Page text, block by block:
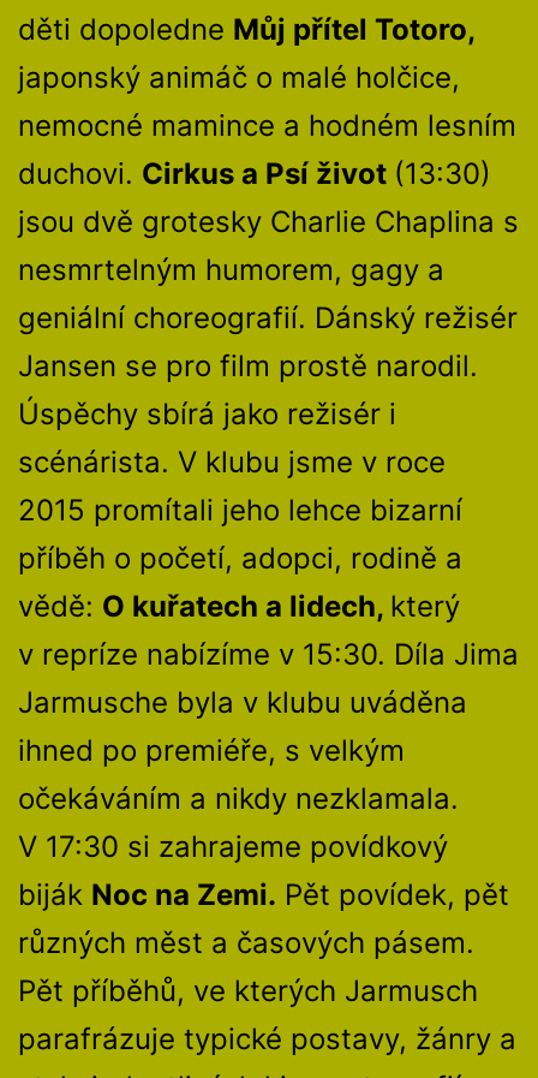
děti dopoledne Můj přítel Totoro,
japonský animáč o malé holčice,
nemocné mamince a hodném lesním
duchovi. Cirkus a Psí život (13:30)
jsou dvě grotesky Charlie Chaplina s
nesmrtelným humorem, gagy a
geniální choreografií. Dánský režisér
Jansen se pro film prostě narodil.
Úspěchy sbírá jako režisér i
scénárista. V klubu jsme v roce
2015 promítali jeho lehce bizarní
příběh o početí, adopci, rodině a
vědě: O kuřatech a lidech, který
v repríze nabízíme v 15:30. Díla Jima
Jarmusche byla v klubu uváděna
ihned po premiéře, s velkým
očekáváním a nikdy nezklamala.
V 17:30 si zahrajeme povídkový
biják Noc na Zemi. Pět povídek, pět
různých měst a časových pásem.
Pět příběhů, ve kterých Jarmusch
parafrázuje typické postavy, žánry a